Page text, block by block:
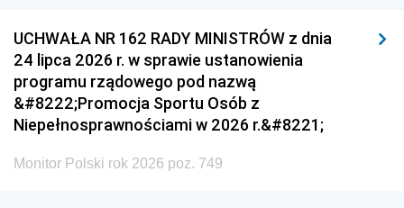
UCHWAŁA NR 162 RADY MINISTRÓW z dnia
24 lipca 2026 r. w sprawie ustanowienia
programu rządowego pod nazwą
&#8222;Promocja Sportu Osób z
Niepełnosprawnościami w 2026 r.&#8221;
Monitor Polski rok 2026 poz. 749